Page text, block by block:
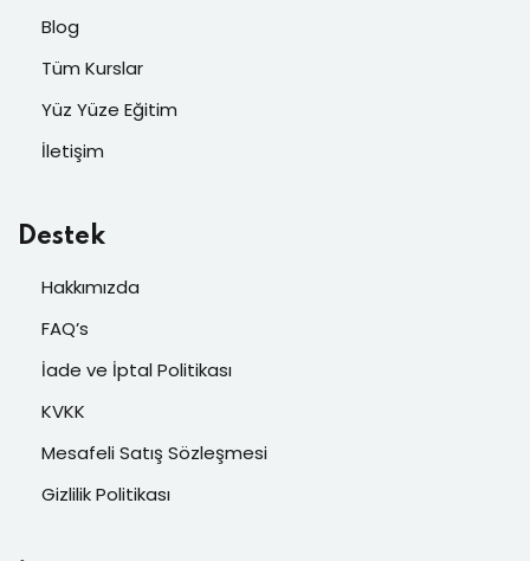
Blog
Tüm Kurslar
Yüz Yüze Eğitim
İletişim
Destek
Hakkımızda
FAQ’s
İade ve İptal Politikası
KVKK
Mesafeli Satış Sözleşmesi
Gizlilik Politikası